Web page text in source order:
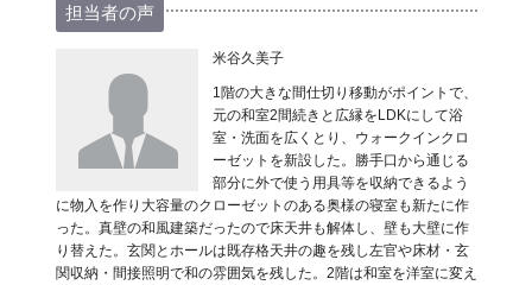
担当者の声
米谷久美子
1階の大きな間仕切り移動がポイントで、
元の和室2間続きと広縁をLDKにして浴
室・洗面を広くとり、ウォークインクロ
ーゼットを新設した。勝手口から通じる
部分に外で使う用具等を収納できるよう
に物入を作り大容量のクローゼットのある奥様の寝室も新たに作
った。真壁の和風建築だったので床天井も解体し、壁も大壁に作
り替えた。玄関とホールは既存格天井の趣を残し左官や床材・玄
関収納・間接照明で和の雰囲気を残した。2階は和室を洋室に変え